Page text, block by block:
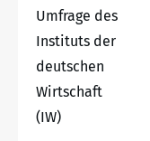
Umfrage des
Instituts der
deutschen
Wirtschaft
(IW)